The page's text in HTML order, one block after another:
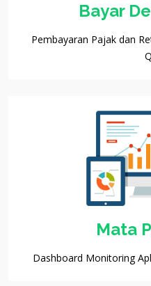
Bayar
Pembayaran Pajak dan
Mata
Dashboard Monitoring